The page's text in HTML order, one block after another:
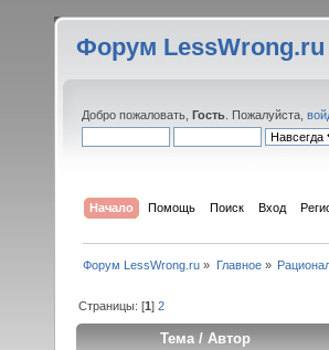
Форум LessWrong.ru
Добро пожаловать, Гость . Пожалуйста,
Начало Помощь Поиск Вход
Форум LessWrong.ru » Главное»
Страницы: [1]2
Тема /Автор